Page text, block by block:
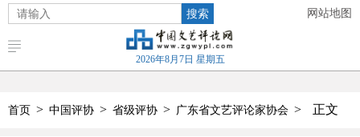
搜索 网站地图
2026年8月7日 星期五
首页 > 中国评协 > 省级评协 > 广东省文艺评论家协会 > 正文